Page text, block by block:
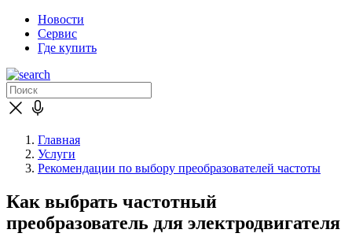
Новости
Сервис
Где купить
Главная
Услуги
Рекомендации по выбору преобразователей частоты
Как выбрать частотный
преобразователь для электродвигателя